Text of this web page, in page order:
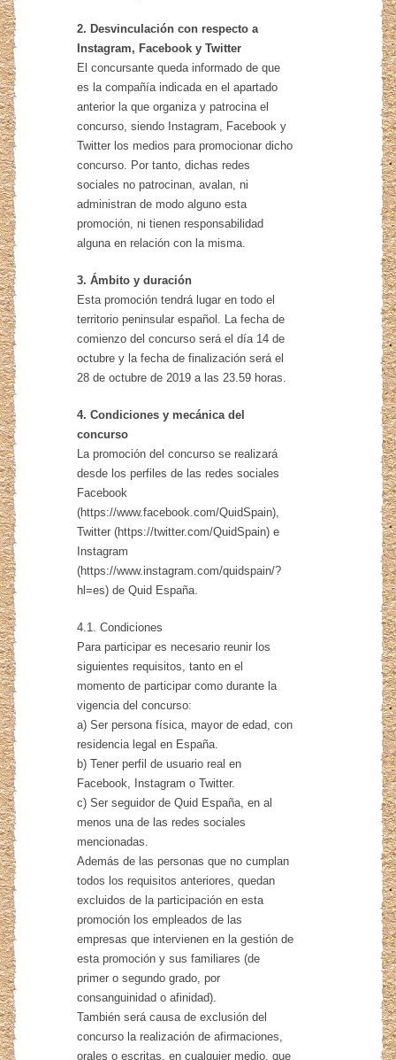
2. Desvinculación con respecto a
Instagram, Facebook y Twitter
El concursante queda informado de que
es la compañía indicada en el apartado
anterior la que organiza y patrocina el
concurso, siendo Instagram, Facebook y
Twitter los medios para promocionar dicho
concurso. Por tanto, dichas redes
sociales no patrocinan, avalan, ni
administran de modo alguno esta
promoción, ni tienen responsabilidad
alguna en relación con la misma.
3. Ámbito y duración
Esta promoción tendrá lugar en todo el
territorio peninsular español. La fecha de
comienzo del concurso será el día 14 de
octubre y la fecha de finalización será el
28 de octubre de 2019 a las 23.59 horas.
4. Condiciones y mecánica del
concurso
La promoción del concurso se realizará
desde los perfiles de las redes sociales
Facebook
(https://www.facebook.com/QuidSpain),
Twitter (https://twitter.com/QuidSpain) e
Instagram
(https://www.instagram.com/quidspain/?
hl=es) de Quid España.
4.1. Condiciones
Para participar es necesario reunir los
siguientes requisitos, tanto en el
momento de participar como durante la
vigencia del concurso:
a) Ser persona física, mayor de edad, con
residencia legal en España.
b) Tener perfil de usuario real en
Facebook, Instagram o Twitter.
c) Ser seguidor de Quid España, en al
menos una de las redes sociales
mencionadas.
Además de las personas que no cumplan
todos los requisitos anteriores, quedan
excluidos de la participación en esta
promoción los empleados de las
empresas que intervienen en la gestión de
esta promoción y sus familiares (de
primer o segundo grado, por
consanguinidad o afinidad).
También será causa de exclusión del
concurso la realización de afirmaciones,
orales o escritas, en cualquier medio, que